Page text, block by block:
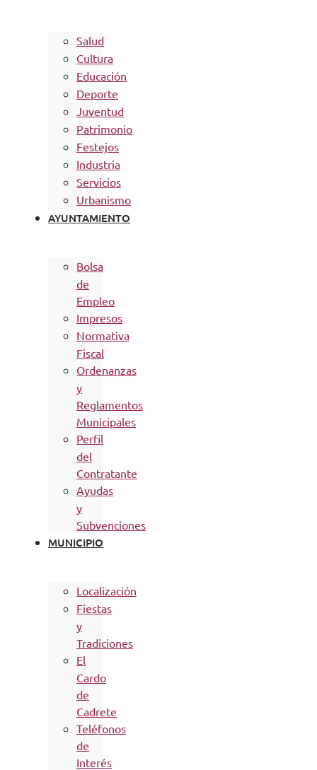
Salud
Cultura
Educación
Deporte
Juventud
Patrimonio
Festejos
Industria
Servicios
Urbanismo
AYUNTAMIENTO
Bolsa
de
Empleo
Impresos
Normativa
Fiscal
Ordenanzas
y
Reglamentos
Municipales
Perfil
del
Contratante
Ayudas
y
Subvenciones
MUNICIPIO
Localización
Fiestas
y
Tradiciones
El
Cardo
de
Cadrete
Teléfonos
de
Interés